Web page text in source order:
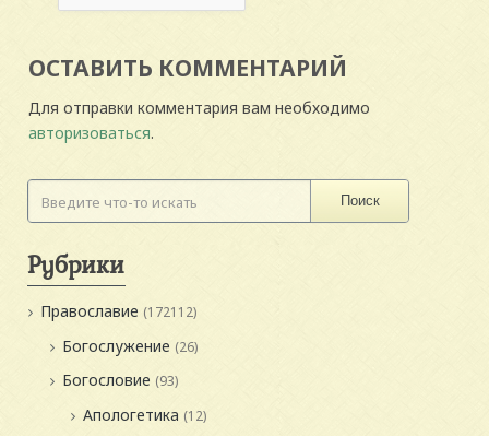
ОСТАВИТЬ КОММЕНТАРИЙ
Для отправки комментария вам необходимо
авторизоваться.
Поиск
Рубрики
Православие (172112)
Богослужение (26)
Богословие (93)
Апологетика (12)